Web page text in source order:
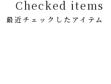
Checked items
最近チェックしたアイテム